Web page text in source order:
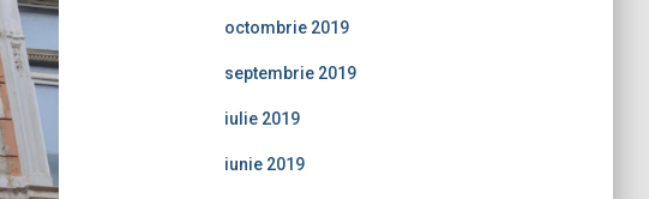
octombrie 2019
septembrie 2019
iulie 2019
iunie 2019